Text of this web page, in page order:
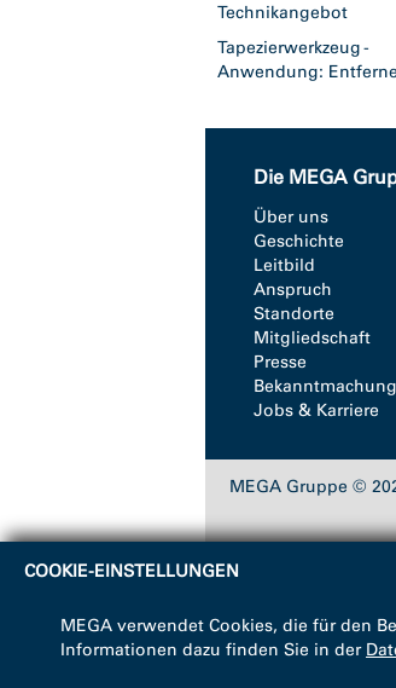
Technikangebot
Tapezierwerkzeug -
Anwendung:
Die MEGA
Über uns
Geschichte
Leitbild
Anspruch
Standorte
Mitgliedschaft
Presse
Jobs & Karriere
MEGA Gruppe ©
COOKIE-EINSTELLUNGEN
MEGA verwendet Cookies, die für den
Informationen dazu finden Sie in der